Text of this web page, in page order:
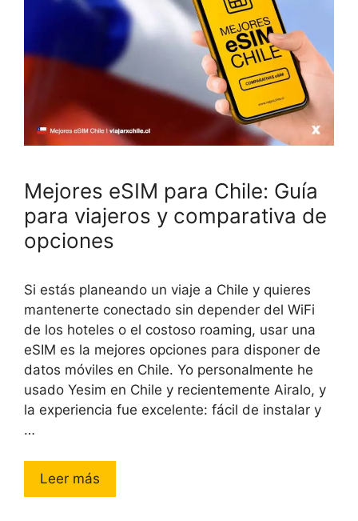
Mejores eSIM para Chile: Guía
para viajeros y comparativa de
opciones
Si estás planeando un viaje a Chile y quieres
mantenerte conectado sin depender del WiFi
de los hoteles o el costoso roaming, usar una
eSIM es la mejores opciones para disponer de
datos móviles en Chile. Yo personalmente he
usado Yesim en Chile y recientemente Airalo, y
la experiencia fue excelente: fácil de instalar y
…
Leer más